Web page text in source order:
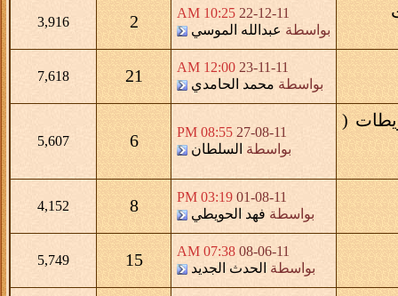
22-12-11
10:25 AM
بواسطة عبدالله الموسي 2
3,916
23-11-11
12:00 AM
بواسطة محمد الحامدي 21
7,618
(
27-08-11
08:55 PM
بواسطة السلطان 6
5,607
01-08-11
03:19 PM
بواسطة فهد الحويطي 8
4,152
08-06-11
07:38 AM
بواسطة الحدث الجديد 15
5,749